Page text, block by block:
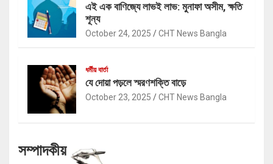
এই এক বাণিজ্যে লাভই লাভ: মুনাফা অসীম, ক্ষতি
শূন্য
October 24, 2025 CHT News Bangla
ধর্মীয় বার্তা
যে দোয়া পড়লে স্মরণশক্তি বাড়ে
October 23, 2025 CHT News Bangla
সম্পাদকীয়